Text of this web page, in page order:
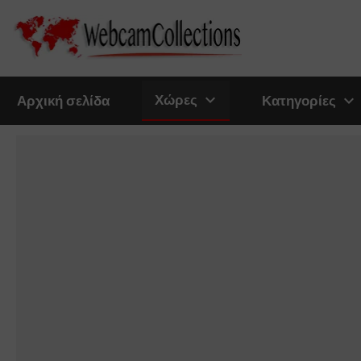
Αρχική σελίδα Χώρες expand_more Κατηγορίες expand_more